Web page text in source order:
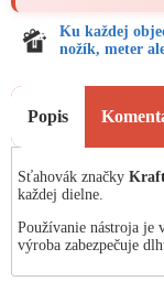
Ku každej
nožík, meter
Popis
Sťahovák značky
každej dielne.
Používanie nástroja je
výroba zabezpečuje